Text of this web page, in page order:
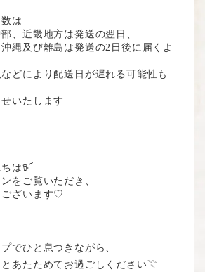
は
、近畿地方は発送の翌日、
縄及び離島は発送の2日後に届くよ
どにより配送日が遅れる可能性も
いたします
は𖠚՜
をご覧いただき、
ございます♡
でひと息つきながら、
あたためてお過ごしください𓇢